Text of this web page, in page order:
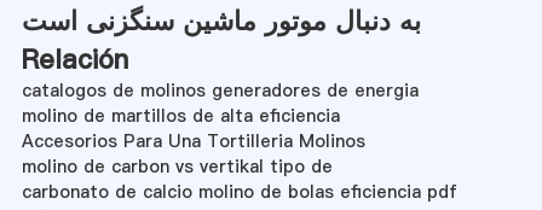
به دنبال موتور ماشین سنگزنی است
Relación
catalogos de molinos generadores de energia
molino de martillos de alta eficiencia
Accesorios Para Una Tortilleria Molinos
molino de carbon vs vertikal tipo de
carbonato de calcio molino de bolas eficiencia pdf